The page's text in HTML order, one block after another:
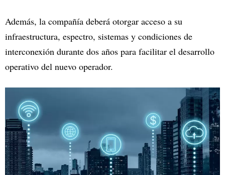
Además, la compañía deberá otorgar acceso a su
infraestructura, espectro, sistemas y condiciones de
interconexión durante dos años para facilitar el desarrollo
operativo del nuevo operador.